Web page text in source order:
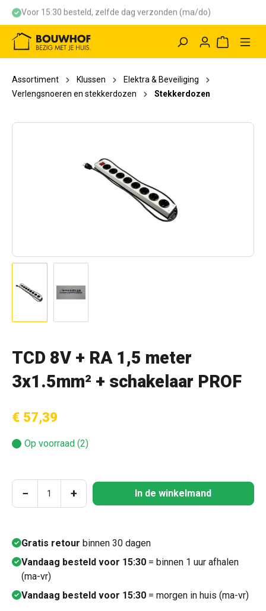
Voor 15:30 besteld, zelfde dag verzonden (ma/do)
Assortiment Klussen
Elektra & Beveiliging
Verlengsnoeren en stekkerdozen
Stekkerdozen
TCD 8V + RA 1,5 meter
3x1.5mm² + schakelaar PROF
€ 57,39
Op voorraad (2)
Producthoeveelheid: Voer de gewenste
− + In de winkelmand
Gratis retour binnen 30 dagen
Vandaag besteld voor 15:30 = binnen 1 uur afhalen
(ma-vr)
Vandaag besteld voor 15:30 = morgen in huis (ma-vr)